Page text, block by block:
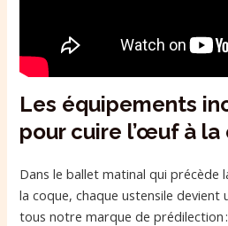
Les équipements
pour cuire l’œuf à
Dans le ballet matinal qui précède
la coque, chaque ustensile devient
tous notre marque de prédilection